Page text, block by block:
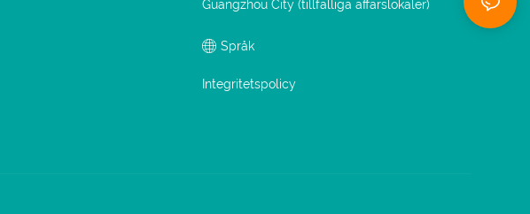
Guangzhou City (tillfälliga affärslokaler)
Språk
Integritetspolicy